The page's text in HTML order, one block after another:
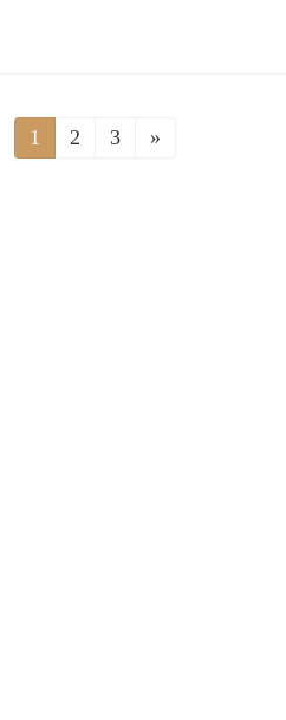
固
定
1
固
2
固
3 »